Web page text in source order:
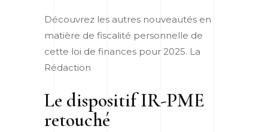
Découvrez les autres nouveautés en
matière de fiscalité personnelle de
cette loi de finances pour 2025. La
Rédaction
Le dispositif IR-PME
retouché